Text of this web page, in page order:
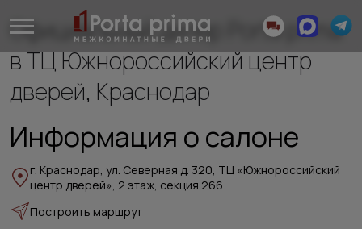
Официальный дилер Porta prima
в ТЦ Южнороссийский центр
дверей, Краснодар
Информация о салоне
г. Краснодар, ул. Северная д. 320, ТЦ «Южнороссийский
центр дверей», 2 этаж, секция 266.
Построить маршрут